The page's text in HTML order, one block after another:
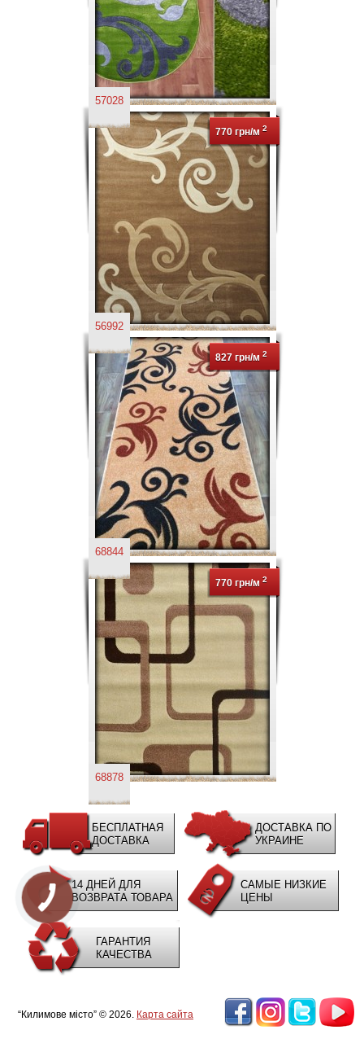
57028
770 грн/м 2
56992
827 грн/м 2
68844
770 грн/м 2
68878
БЕСПЛАТНАЯ
ДОСТАВКА
ДОСТАВКА ПО
УКРАИНЕ
14 ДНЕЙ ДЛЯ
ВОЗВРАТА ТОВАРА
САМЫЕ НИЗКИЕ
ЦЕНЫ
ГАРАНТИЯ
КАЧЕСТВА
“Килимове місто” © 2026. Карта сайта